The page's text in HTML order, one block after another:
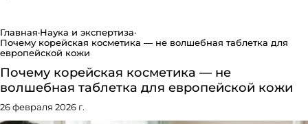
Главная·Наука и экспертиза·
Почему корейская косметика — не волшебная таблетка для
европейской кожи
Почему корейская косметика — не
волшебная таблетка для европейской кожи
26 февраля 2026 г.